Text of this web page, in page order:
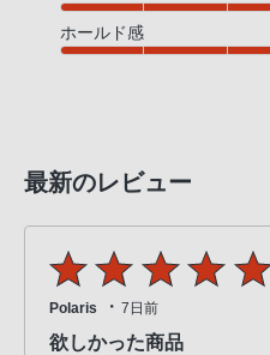
ホールド感
最新のレビュー
Polaris ・ 7日前
欲しかった商品